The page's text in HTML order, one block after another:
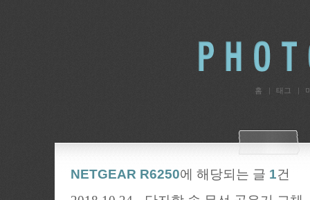
홈 태그
NETGEAR R6250에 해당되는 글 1건